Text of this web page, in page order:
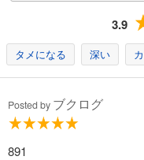
3.9
タメになる 深い
Posted by ブクログ
891